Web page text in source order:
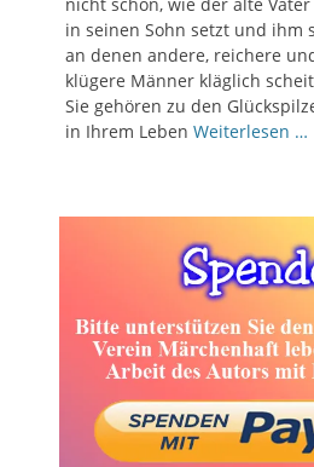
in seinen Sohn setzt und ihm
an denen andere, reichere
klügere Männer kläglich
Sie gehören zu den
in Ihrem Leben Weiterlesen …